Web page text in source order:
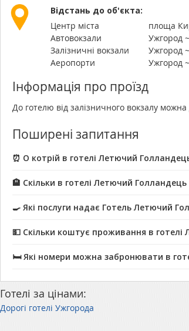
Відстань до об'єкта:
Центр міста
площа
Автовокзали
Ужгород
Залізничні вокзали
Ужгород
Аеропорти
Ужгород
Інформація про проїзд
До готелю від залізничного вокзалу
Поширені запитання
⏰ О котрій в готелі Летючий Голландець
🏨 Скільки в готелі Летючий Голландець
🍳 Які послуги надає Готель Летючий
💵 Скільки коштує проживання в
🛏️ Які номери можна забронювати в
Готелі за цінами:
Дорогі готелі Ужгорода